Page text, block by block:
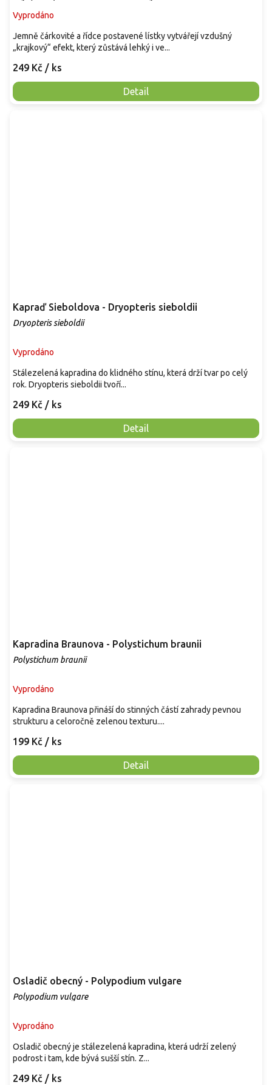
Vyprodáno
249 Kč / ks
Detail
Jemně čárkovité a řídce postavené lístky vytvářejí vzdušný
„krajkový“ efekt, který zůstává lehký i ve...
Kapraď Sieboldova - Dryopteris sieboldii
Dryopteris sieboldii
Vyprodáno
249 Kč / ks
Detail
Stálezelená kapradina do klidného stínu, která drží tvar po celý
rok. Dryopteris sieboldii tvoří...
Kapradina Braunova - Polystichum braunii
Polystichum braunii
Vyprodáno
199 Kč / ks
Detail
Kapradina Braunova přináší do stinných částí zahrady pevnou
strukturu a celoročně zelenou texturu....
Osladič obecný - Polypodium vulgare
Polypodium vulgare
Vyprodáno
249 Kč / ks
Osladič obecný je stálezelená kapradina, která udrží zelený
podrost i tam, kde bývá sušší stín. Z...